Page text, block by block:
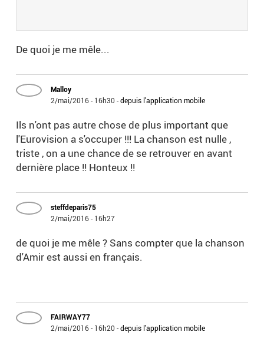
De quoi je me mêle...
Malloy
2/mai/2016 - 16h30 -depuis l'application mobile
Ils n'ont pas autre chose de plus important que
l'Eurovision a s'occuper !!! La chanson est nulle ,
triste , on a une chance de se retrouver en avant
dernière place !! Honteux !!
steffdeparis75
2/mai/2016 - 16h27
de quoi je me mêle ? Sans compter que la chanson
d'Amir est aussi en français.
FAIRWAY77
2/mai/2016 - 16h20 -depuis l'application mobile